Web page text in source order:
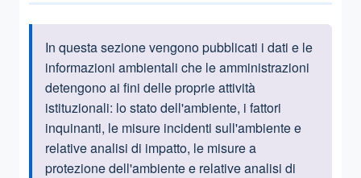
Informazioni introduttive
In questa sezione vengono pubblicati i dati e le
informazioni ambientali che le amministrazioni
detengono ai fini delle proprie attività
istituzionali: lo stato dell'ambiente, i fattori
inquinanti, le misure incidenti sull'ambiente e
relative analisi di impatto, le misure a
protezione dell'ambiente e relative analisi di